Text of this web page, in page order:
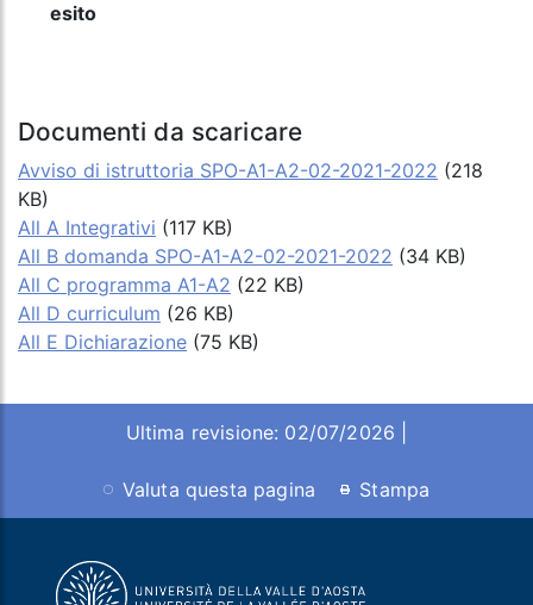
esito
Documenti da scaricare
Avviso di istruttoria SPO-A1-A2-02-2021-2022 (218
KB)
All A Integrativi (117 KB)
All B domanda SPO-A1-A2-02-2021-2022 (34 KB)
All C programma A1-A2 (22 KB)
All D curriculum (26 KB)
All E Dichiarazione (75 KB)
Ultima revisione: 02/07/2026 |
Valuta questa pagina Stampa